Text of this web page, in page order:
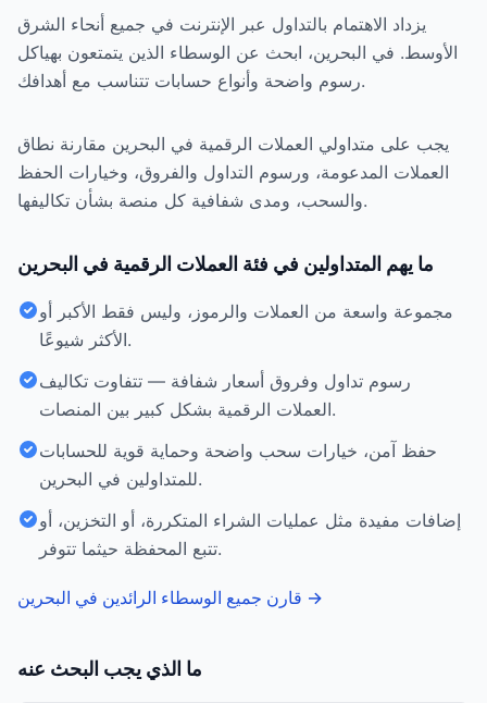
يزداد الاهتمام بالتداول عبر الإنترنت في جميع أنحاء الشرق
الأوسط. في البحرين، ابحث عن الوسطاء الذين يتمتعون بهياكل
رسوم واضحة وأنواع حسابات تتناسب مع أهدافك.
يجب على متداولي العملات الرقمية في البحرين مقارنة نطاق
العملات المدعومة، ورسوم التداول والفروق، وخيارات الحفظ
والسحب، ومدى شفافية كل منصة بشأن تكاليفها.
ما يهم المتداولين في فئة العملات الرقمية في البحرين
مجموعة واسعة من العملات والرموز، وليس فقط الأكبر أو
الأكثر شيوعًا.
رسوم تداول وفروق أسعار شفافة — تتفاوت تكاليف
العملات الرقمية بشكل كبير بين المنصات.
حفظ آمن، خيارات سحب واضحة وحماية قوية للحسابات
للمتداولين في البحرين.
إضافات مفيدة مثل عمليات الشراء المتكررة، أو التخزين، أو
تتبع المحفظة حيثما تتوفر.
قارن جميع الوسطاء الرائدين في البحرين →
ما الذي يجب البحث عنه